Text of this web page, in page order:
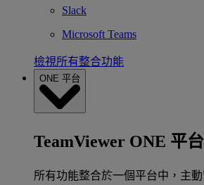
Slack
Microsoft Teams
檢視所有整合功能
ONE 平台
TeamViewer ONE 平台
所有功能整合於一個平台中，主